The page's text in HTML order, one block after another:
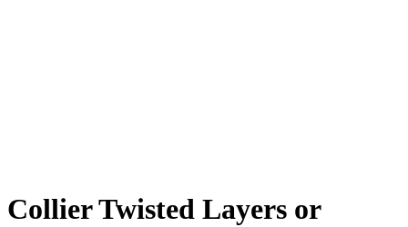
Collier Twisted Layers or